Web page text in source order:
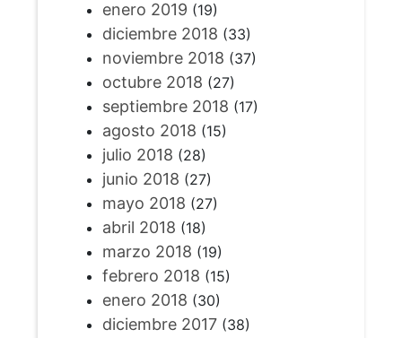
enero 2019 (19)
diciembre 2018 (33)
noviembre 2018 (37)
octubre 2018 (27)
septiembre 2018 (17)
agosto 2018 (15)
julio 2018 (28)
junio 2018 (27)
mayo 2018 (27)
abril 2018 (18)
marzo 2018 (19)
febrero 2018 (15)
enero 2018 (30)
diciembre 2017(38)